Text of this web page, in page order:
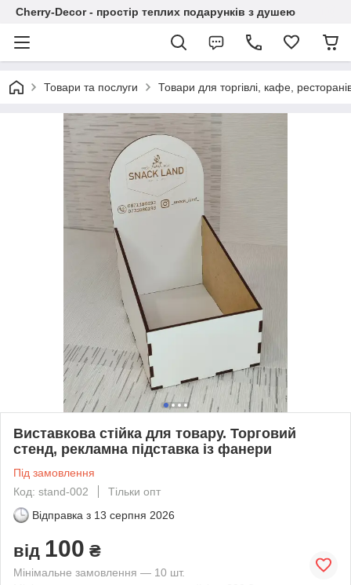
Cherry-Decor - простір теплих подарунків з душею
Товари та послуги Товари для торгівлі, кафе,
Виставкова стійка для товару. Торговий
стенд, рекламна підставка із фанери
Під замовлення
Код: stand-002
Тільки опт
Відправка з 13 серпня 2026
від 100 ₴
Мінімальне замовлення — 10 шт.